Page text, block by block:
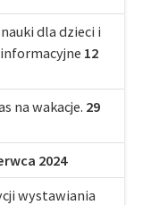
dla dzieci i
12
na wakacje. 29
2024
wystawiania